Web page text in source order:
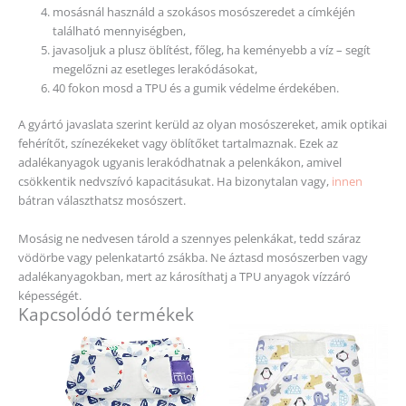
mosásnál használd a szokásos mosószeredet a címkéjén
található mennyiségben,
javasoljuk a plusz öblítést, főleg, ha keményebb a víz – segít
megelőzni az esetleges lerakódásokat,
40 fokon mosd a TPU és a gumik védelme érdekében.
A gyártó javaslata szerint kerüld az olyan mosószereket, amik optikai
fehérítőt, színezékeket vagy öblítőket tartalmaznak. Ezek az
adalékanyagok ugyanis lerakódhatnak a pelenkákon, amivel
csökkentik nedvszívó kapacitásukat. Ha bizonytalan vagy, innen
bátran választhatsz mosószert.
Mosásig ne nedvesen tárold a szennyes pelenkákat, tedd száraz
vödörbe vagy pelenkatartó zsákba. Ne áztasd mosószerben vagy
adalékanyagokban, mert az károsíthatj a TPU anyagok vízzáró
képességét.
Kapcsolódó termékek
a
terméknek
több
Ennek
a
terméknek
több